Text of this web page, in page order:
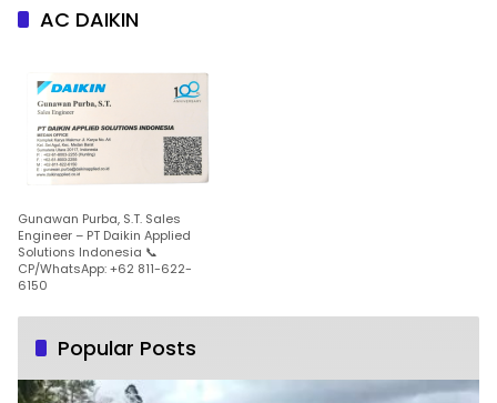
AC DAIKIN
Gunawan Purba, S.T. Sales
Engineer – PT Daikin Applied
Solutions Indonesia 📞
CP/WhatsApp: +62 811-622-
6150
Popular Posts